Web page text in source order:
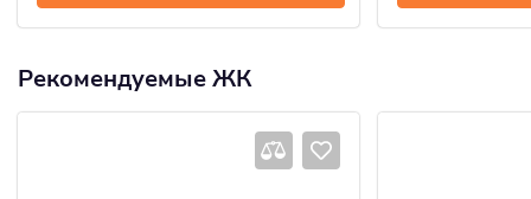
Рекомендуемые ЖК